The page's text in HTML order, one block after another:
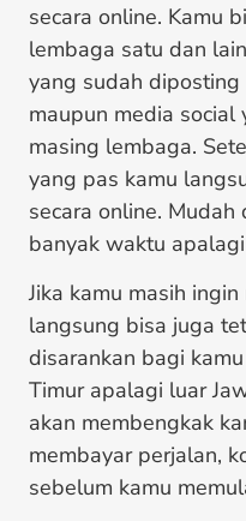
secara online. Kamu
lembaga satu dan
yang sudah
maupun media
masing lembaga.
yang pas kamu
secara online.
banyak waktu
Jika kamu masih
langsung bisa juga
disarankan bagi
Timur apalagi luar
akan membengkak
membayar perjalan,
sebelum kamu